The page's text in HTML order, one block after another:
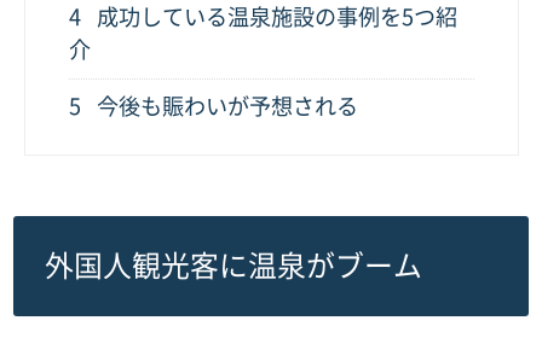
4
成功している温泉施設の事例を5つ紹
介
5 今後も賑わいが予想される
外国人観光客に温泉がブーム